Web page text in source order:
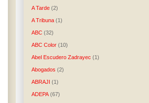
A Tarde (2)
A Tribuna (1)
ABC (32)
ABC Color (10)
Abel Escudero Zadrayec (1)
Abogados (2)
ABRAJI (1)
ADEPA (67)